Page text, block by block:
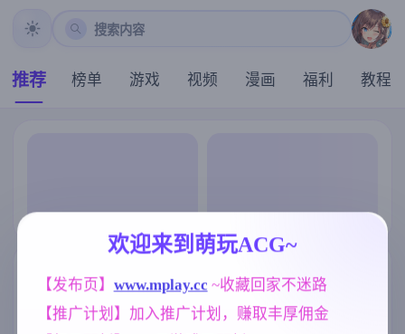
搜索内容
推荐 榜单 游戏 视频 漫画 福利 教程
欢迎来到萌玩ACG~
【发布页】 www.mplay.cc ~收藏回家不迷路
【推广计划】加入推广计划，赚取丰厚佣金